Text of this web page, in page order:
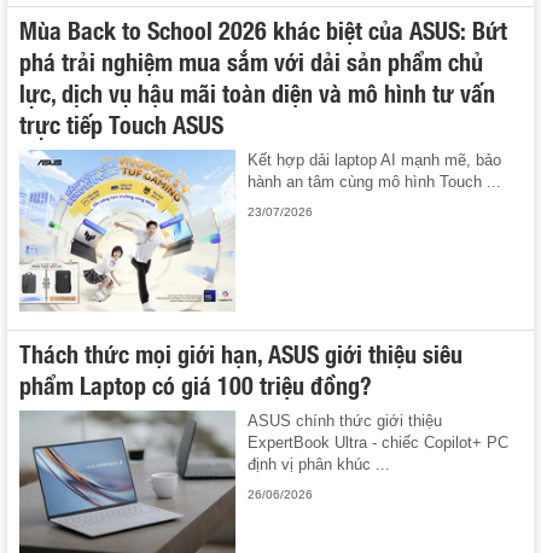
Mùa Back to School 2026 khác biệt của ASUS: Bứt
phá trải nghiệm mua sắm với dải sản phẩm chủ
lực, dịch vụ hậu mãi toàn diện và mô hình tư vấn
trực tiếp Touch ASUS
Kết hợp dải laptop AI mạnh mẽ, bảo
hành an tâm cùng mô hình Touch ...
23/07/2026
Thách thức mọi giới hạn, ASUS giới thiệu siêu
phẩm Laptop có giá 100 triệu đồng?
ASUS chính thức giới thiệu
ExpertBook Ultra - chiếc Copilot+ PC
định vị phân khúc ...
26/06/2026